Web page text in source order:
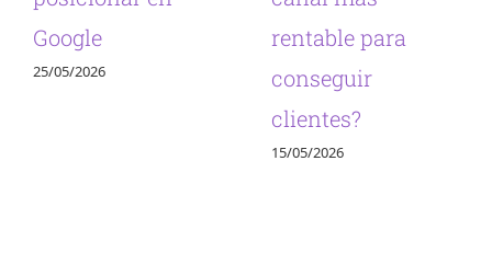
Google
25/05/2026
rentable para
conseguir
clientes?
15/05/2026